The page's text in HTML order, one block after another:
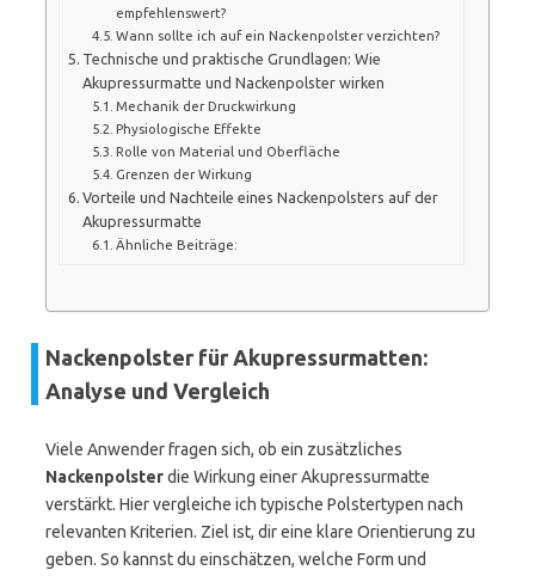
empfehlenswert?
Wann sollte ich auf ein Nackenpolster verzichten?
Technische und praktische Grundlagen: Wie
Akupressurmatte und Nackenpolster wirken
Mechanik der Druckwirkung
Physiologische Effekte
Rolle von Material und Oberfläche
Grenzen der Wirkung
Vorteile und Nachteile eines Nackenpolsters auf der
Akupressurmatte
Ähnliche Beiträge:
Nackenpolster für Akupressurmatten:
Analyse und Vergleich
Viele Anwender fragen sich, ob ein zusätzliches
Nackenpolsterdie Wirkung einer Akupressurmatte
verstärkt. Hier vergleiche ich typische Polstertypen nach
relevanten Kriterien. Ziel ist, dir eine klare Orientierung zu
geben. So kannst du einschätzen, welche Form und